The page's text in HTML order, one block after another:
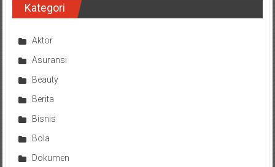
Kategori
Aktor
Asuransi
Beauty
Berita
Bisnis
Bola
Dokumen